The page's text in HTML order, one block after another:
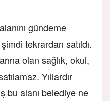
gündeme
tekrardan satıldı.
olan sağlık, okul,
Yıllardır
bu alanı belediye ne